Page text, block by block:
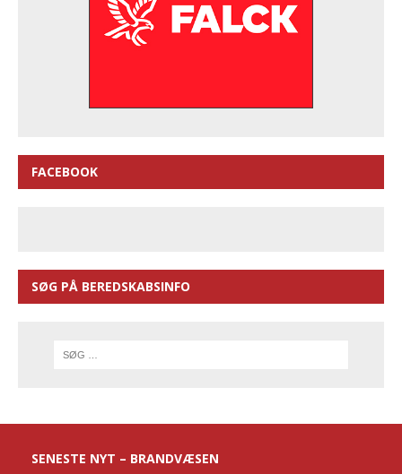
FACEBOOK
SØG PÅ BEREDSKABSINFO
SENESTE NYT – BRANDVÆSEN